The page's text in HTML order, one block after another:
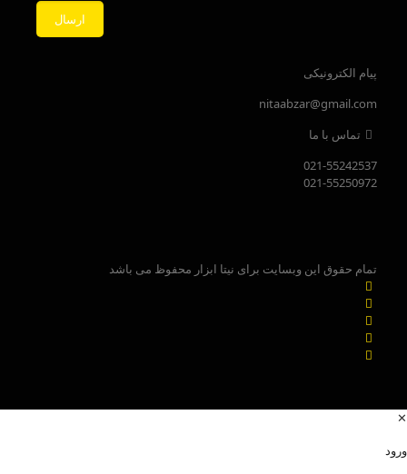
پیام الکترونیکی
nitaabzar@gmail.com
تماس با ما
021-55242537
021-55250972
تمام حقوق این وبسایت برای نیتا ابزار محفوظ می باشد
✕
ورود